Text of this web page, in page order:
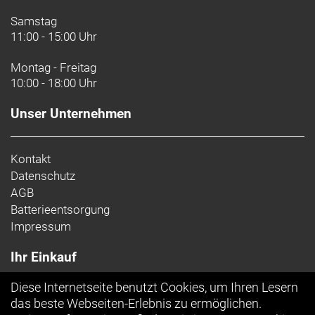
46/33 Z., DUB, 172,5 mm Kurbelarmlänge
SRAM DUB, T47, mit Gewinde, innen gelagert
Kassette: SRAM XG-1270, 10-36 Z, 12fach
Lenker: Bontrager Pro IsoCore VR-SF, 44 cm
Lenkervorbau: Trek RCS Pro, -7 Grad, 100 mm
Länge
Sattel: Verse Short Pro, Carbonstreben, 145 mm
Breite
Sattelstütze: KVF Aero-Carbonsattelstütze, 20 mm
Versatz, 320 mm Länge
Samstag
11:00 - 15:00 Uhr
Montag - Freitag
10:00 - 18:00 Uhr
Unser Unternehmen
Kontakt
Datenschutz
AGB
Batterieentsorgung
Impressum
Ihr Einkauf
Top Artikel
Diese Internetseite benutzt Cookies, um Ihren Lesern
das beste Webseiten-Erlebnis zu ermöglichen.